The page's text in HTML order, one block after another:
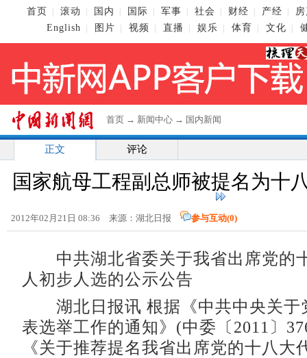
首页 滚动 国内 国际 军事 社会 财经 产经
English
图片 视频 直播 娱乐 体育 文化
首页 → 新闻中心 → 国内新闻
正文 评论
国家航母工程副总师被提名为十
2012年02月21日 08:36 来源：湖北日报 参与互动(0)
中共湖北省委关于我省出席党的
人初步人选的公示公告
湖北日报讯 根据《中共中央关于
表选举工作的通知》(中委〔2011〕
《关于推荐提名我省出席党的十八大